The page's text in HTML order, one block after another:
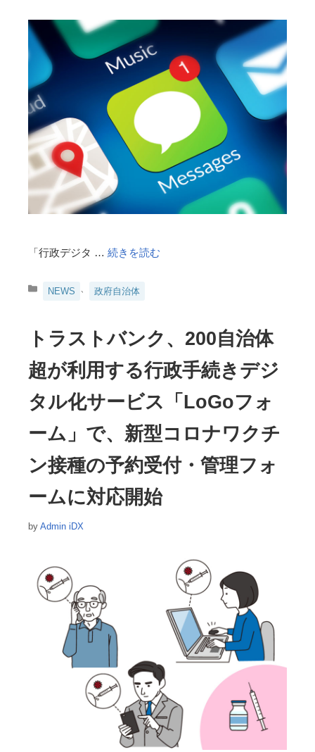
「行政デジタ … 続きを読む
カ
ー
NEWS 、 政府自治体
トラストバンク、200自治体
超が利用する行政手続きデジ
タル化サービス「LoGoフォ
ーム」で、新型コロナワクチ
ン接種の予約受付・管理フォ
ームに対応開始
by Admin iDX